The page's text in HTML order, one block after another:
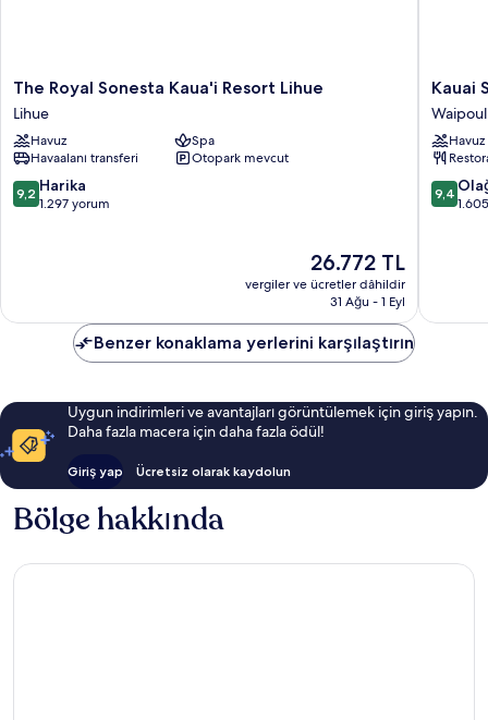
The
Royal
Sonesta
Kaua'i
Resort
Lihue
Lihue
The Royal Sonesta Kaua'i Resort Lihue
Lihue
Havuz
Spa
Havaalanı transferi
Otopark mevcut
10
üzerinden
9,2 Harika
1.297 yorum
Güncel
fiyat:
26.772 TL
26.772 TL
vergiler ve ücretler dâhildir
31 Ağu - 1 Eyl
Kauai
Shores
Hotel
Waipouli
Kauai
Havuz
10
9,4
Benzer konaklama yerlerini karşılaştırın
Uygun indirimleri ve avantajları görüntülemek için giriş yapın.
Daha fazla macera için daha fazla ödül!
Giriş yap Ücretsiz olarak kaydolun
Bölge hakkında